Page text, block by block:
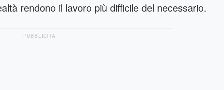
rendono il lavoro più difficile del necessario.
PUBBLICITÀ